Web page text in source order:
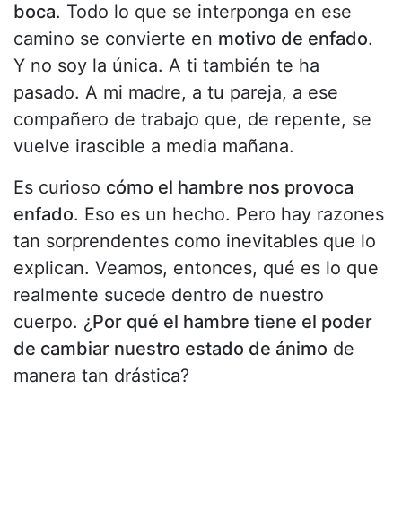
boca. Todo lo que se interponga en ese
camino se convierte en motivo de enfado.
Y no soy la única. A ti también te ha
pasado. A mi madre, a tu pareja, a ese
compañero de trabajo que, de repente, se
vuelve irascible a media mañana.
Es curioso cómo el hambre nos provoca
enfado. Eso es un hecho. Pero hay razones
tan sorprendentes como inevitables que lo
explican. Veamos, entonces, qué es lo que
realmente sucede dentro de nuestro
cuerpo. ¿Por qué el hambre tiene el poder
de cambiar nuestro estado de ánimo de
manera tan drástica?